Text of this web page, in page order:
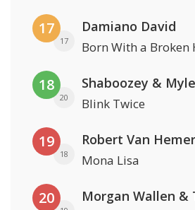
17
17
Damiano David
Born With a Broken
18
20
Shaboozey &
Blink Twice
19
18
Robert Van
Mona Lisa
20 Morgan Wallen &